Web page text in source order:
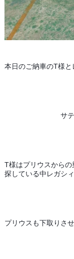
本日のご納車のT様と
サテンパー
T様はプリウスから
探している中レガシ
プリウスも下取りさ